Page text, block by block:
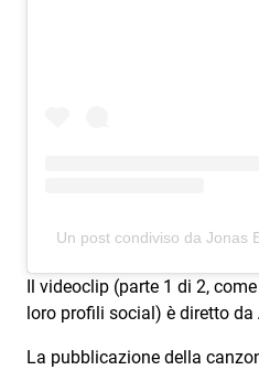
Extra
Eventi
Un post condiviso da Jonas
Il videoclip (parte 1 di 2,
loro profili social) è diretto da
La pubblicazione della